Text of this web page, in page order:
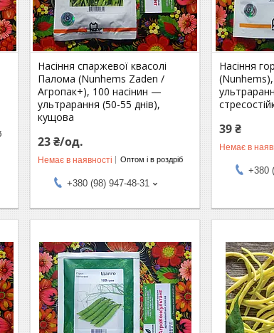
Насіння спаржевої квасолі
Палома (Nunhems Zaden /
Агропак+), 100 насінин —
ультрарання (50-55 днів),
кущова
23 ₴/од.
Немає в наявності Оптом і в роздріб
+380 (98) 947-48-31
Насіння
39 ₴
Немає в
+380